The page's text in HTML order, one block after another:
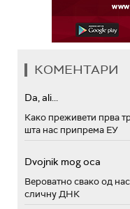
КОМЕНТАРИ
Da, ali...
Како преживети прва
шта нас припрема ЕУ
Dvojnik mog oca
Вероватно свако од
сличну ДНК